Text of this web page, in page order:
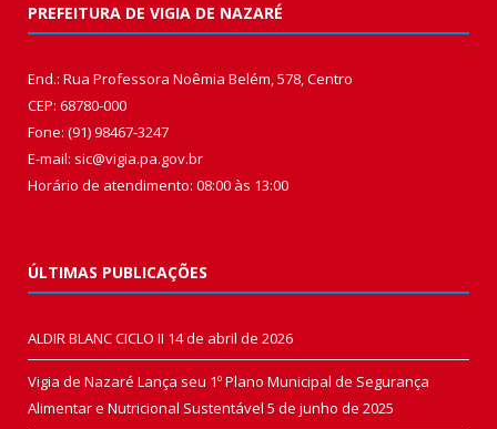
PREFEITURA DE VIGIA DE NAZARÉ
End.: Rua Professora Noêmia Belém, 578, Centro
CEP: 68780-000
Fone: (91) 98467-3247
E-mail: sic@vigia.pa.gov.br
Horário de atendimento: 08:00 às 13:00
ÚLTIMAS PUBLICAÇÕES
ALDIR BLANC CICLO II 14 de abril de 2026
Vigia de Nazaré Lança seu 1º Plano Municipal de Segurança
Alimentar e Nutricional Sustentável 5 de junho de 2025